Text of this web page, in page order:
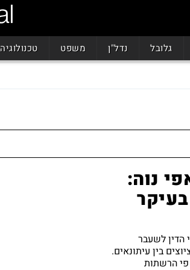
גלובל נדל"ן משפט טכנולוגיה
נוה:
הדין לשעבר
בין עיתונאים.
פי הרשתות